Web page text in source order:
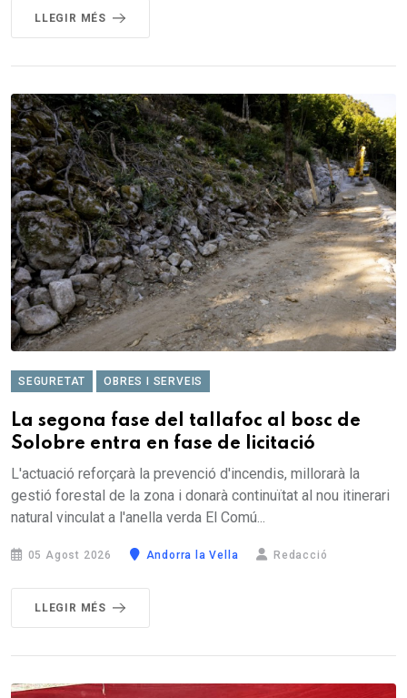
LLEGIR MÉS
SEGURETAT OBRES I SERVEIS
La segona fase del tallafoc al bosc de
Solobre entra en fase de licitació
L'actuació reforçarà la prevenció d'incendis, millorarà la
gestió forestal de la zona i donarà continuïtat al nou itinerari
natural vinculat a l'anella verda El Comú...
05 Agost 2026 Andorra la Vella Redacció
LLEGIR MÉS